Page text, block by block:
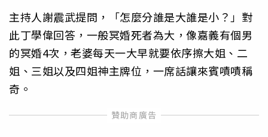
主持人謝震武提問，「怎麼分誰是大誰是小？」對
此丁學偉回答，一般冥婚死者為大，像嘉義有個男
的冥婚4次，老婆每天一大早就要依序擦大姐、二
姐、三姐以及四姐神主牌位，一席話讓來賓嘖嘖稱
奇。